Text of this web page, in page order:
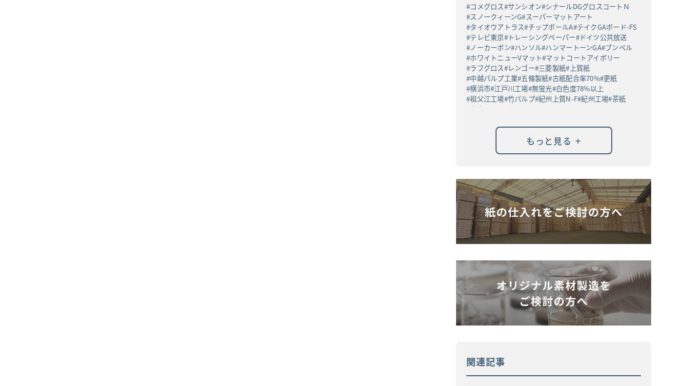
コメグロス サンシオン シナールDGグロスコートＮ
スノークィーンG スーパーマットアート
タイオウアトラス チップボールA テイクGAボード-FS
テレビ東京 トレーシングペーパー ドイツ公共放送
ノーカーボン ハンソル ハンマートーンGA ブンペル
ホワイトニューVマット マットコートアイボリー
ラフグロス レンゴー 三菱製紙
上質紙
中越パルプ工業 五條製紙 古紙配合率70% 更紙
横浜市 江戸川工場 無蛍光 白色度78%以上
祖父江工場 竹パルプ 紀州上質N-F 紀州工場 茶紙
高白ラフバガス
もっと見る +
関連記事